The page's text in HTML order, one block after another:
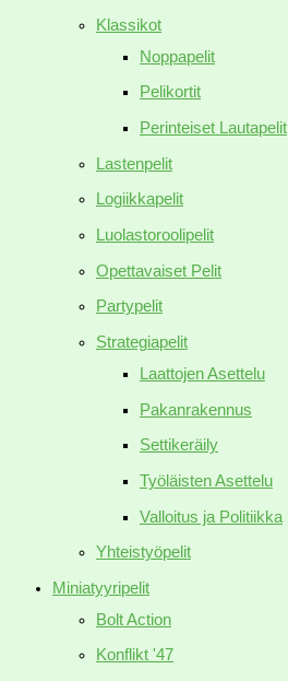
Klassikot
Noppapelit
Pelikortit
Perinteiset Lautapelit
Lastenpelit
Logiikkapelit
Luolastoroolipelit
Opettavaiset Pelit
Partypelit
Strategiapelit
Laattojen Asettelu
Pakanrakennus
Settikeräily
Työläisten Asettelu
Valloitus ja Politiikka
Yhteistyöpelit
Miniatyyripelit
Bolt Action
Konflikt '47